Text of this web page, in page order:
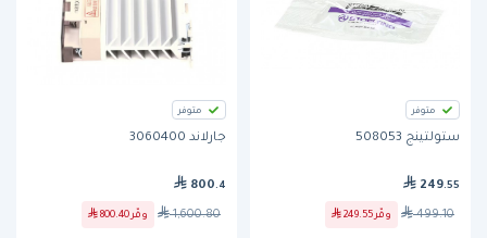
متوفر
ستولتينج 508053
249.55
499.10 وفّر 249.55
متوفر
جارلاند 3060400
800 .4
1,600.80 وفّر 800.40